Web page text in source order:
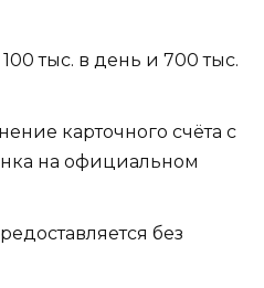
тыс. в день и 700 тыс.
карточного счёта с
на официальном
без